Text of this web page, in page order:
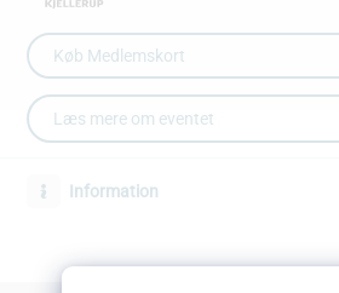
Læs mere om eventet
Information